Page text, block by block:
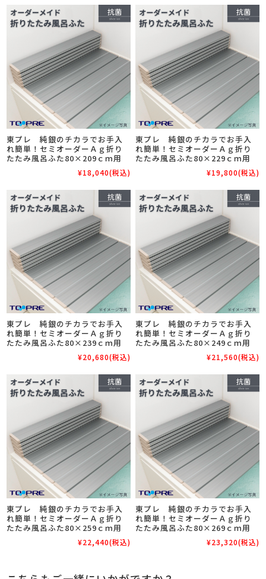
東プレ 純銀のチカラでお手入
れ簡単！セミオーダーＡｇ折り
たたみ風呂ふた80×209ｃｍ用
¥18,040(税込)
東プレ 純銀のチカラでお手入
れ簡単！セミオーダーＡｇ折り
たたみ風呂ふた80×229ｃｍ用
¥19,800(税込)
東プレ 純銀のチカラでお手入
れ簡単！セミオーダーＡｇ折り
たたみ風呂ふた80×239ｃｍ用
¥20,680(税込)
東プレ 純銀のチカラでお手入
れ簡単！セミオーダーＡｇ折り
たたみ風呂ふた80×249ｃｍ用
¥21,560(税込)
東プレ 純銀のチカラでお手入
れ簡単！セミオーダーＡｇ折り
たたみ風呂ふた80×259ｃｍ用
¥22,440(税込)
東プレ 純銀のチカラでお手入
れ簡単！セミオーダーＡｇ折り
たたみ風呂ふた80×269ｃｍ用
¥23,320(税込)